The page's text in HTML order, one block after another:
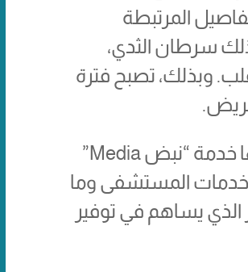
المرتبطة
ذلك سرطان الثدي،
وبذلك، تصبح فترة
إلى جانب تثقيف المرضى صحيًّا، ميزة أخرى تتمتّع بها خدمة “نبض Media”
خدمات المستشفى وما
الذي يساهم في توفير